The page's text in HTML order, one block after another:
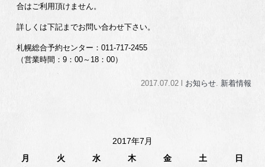
合はご利用頂けません。
詳しくは下記までお問い合わせ下さい。
札幌総合予約センター：011-717-2455
（営業時間：9：00～18：00）
2017.07.02 l お知らせ. 新着情報
2017年7月
月
火 水 木 金 土
日